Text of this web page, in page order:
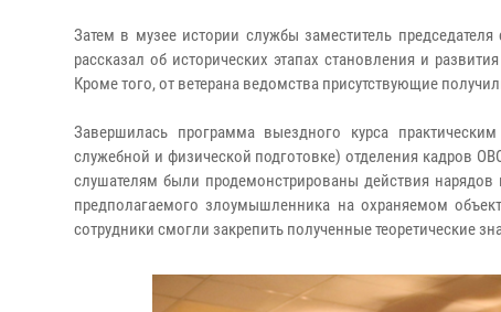
Затем в музее истории службы заместитель
рассказал об исторических этапах становления и
Кроме того, от ветерана ведомства присутствующие
Завершилась программа выездного курса
служебной и физической подготовке) отделения кадров
слушателям были продемонстрированы действия нарядов
предполагаемого злоумышленника на охраняемом
сотрудники смогли закрепить полученные теоретические